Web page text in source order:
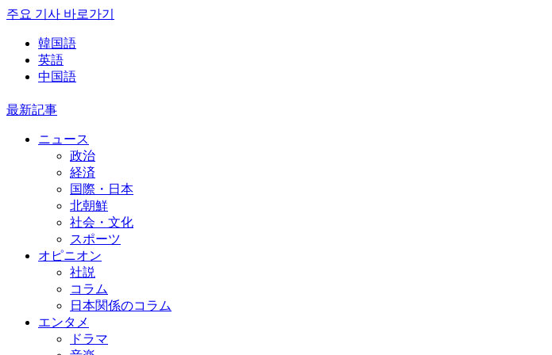
주요 기사 바로가기
韓国語
英語
中国語
最新記事
ニュース
政治
経済
国際・日本
北朝鮮
社会・文化
スポーツ
オピニオン
社説
コラム
日本関係のコラム
エンタメ
ドラマ